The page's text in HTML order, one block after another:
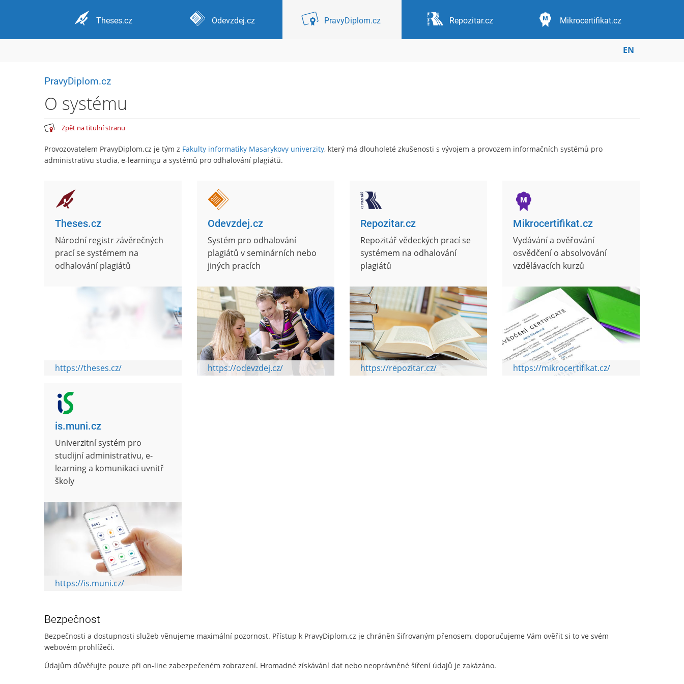
Theses.cz Odevzdej.cz PravyDiplom.cz Repozitar.cz Mikrocertifikat.cz
EN
PravyDiplom.cz
O systému
Zpět na titulní stranu
Provozovatelem PravyDiplom.cz je tým z Fakulty informatiky Masarykovy univerzity, který má dlouholeté zkušenosti s vývojem a provozem informačních systémů pro
administrativu studia, e-learningu a systémů pro odhalování plagiátů.
Theses.cz
Národní registr závěrečných
prací se systémem na
odhalování plagiátů
https://theses.cz/
Odevzdej.cz
Systém pro odhalování
plagiátů v seminárních nebo
jiných pracích
https://odevzdej.cz/
Repozitar.cz
Repozitář vědeckých prací se
systémem na odhalování
plagiátů
https://repozitar.cz/
Mikrocertifikat.cz
Vydávání a ověřování
osvědčení o absolvování
vzdělávacích kurzů
https://mikrocertifikat.cz/
is.muni.cz
Univerzitní systém pro
studijní administrativu, e-
learning a komunikaci uvnitř
školy
https://is.muni.cz/
Bezpečnost
Bezpečnosti a dostupnosti služeb věnujeme maximální pozornost. Přístup k PravyDiplom.cz je chráněn šifrovaným přenosem, doporučujeme Vám ověřit si to ve svém
webovém prohlížeči.
Údajům důvěřujte pouze při on-line zabezpečeném zobrazení. Hromadné získávání dat nebo neoprávněné šíření údajů je zakázáno.